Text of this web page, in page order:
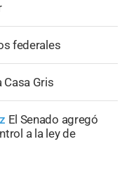
federales
Casa Gris
El Senado agregó
a la ley de